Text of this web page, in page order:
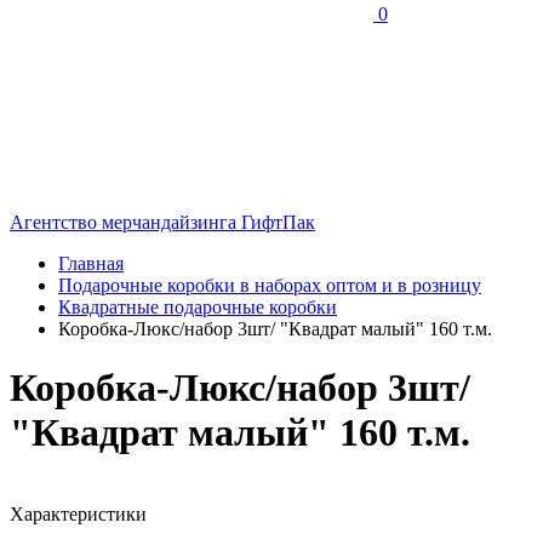
0
Агентство мерчандайзинга ГифтПак
Главная
Подарочные коробки в наборах оптом и в розницу
Квадратные подарочные коробки
Коробка-Люкс/набор 3шт/ "Квадрат малый" 160 т.м.
Коробка-Люкс/набор 3шт/
"Квадрат малый" 160 т.м.
Характеристики